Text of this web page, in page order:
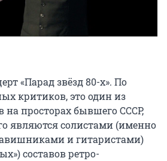
«Парад звёзд 80-х». По
критиков, это один из
на просторах бывшего СССР,
являются солистами (именно
и гитаристами)
составов ретро-